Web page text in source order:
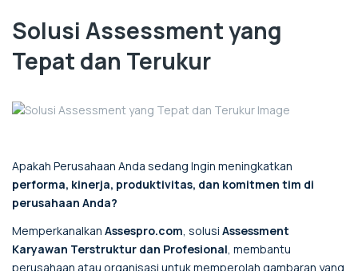
Solusi Assessment yang
Tepat dan Terukur
Apakah Perusahaan Anda sedang Ingin meningkatkan
performa, kinerja, produktivitas, dan komitmen tim di
perusahaan Anda?
Memperkanalkan Assespro.com, solusi Assessment
Karyawan Terstruktur dan Profesional, membantu
perusahaan atau organisasi untuk memperolah gambaran yang